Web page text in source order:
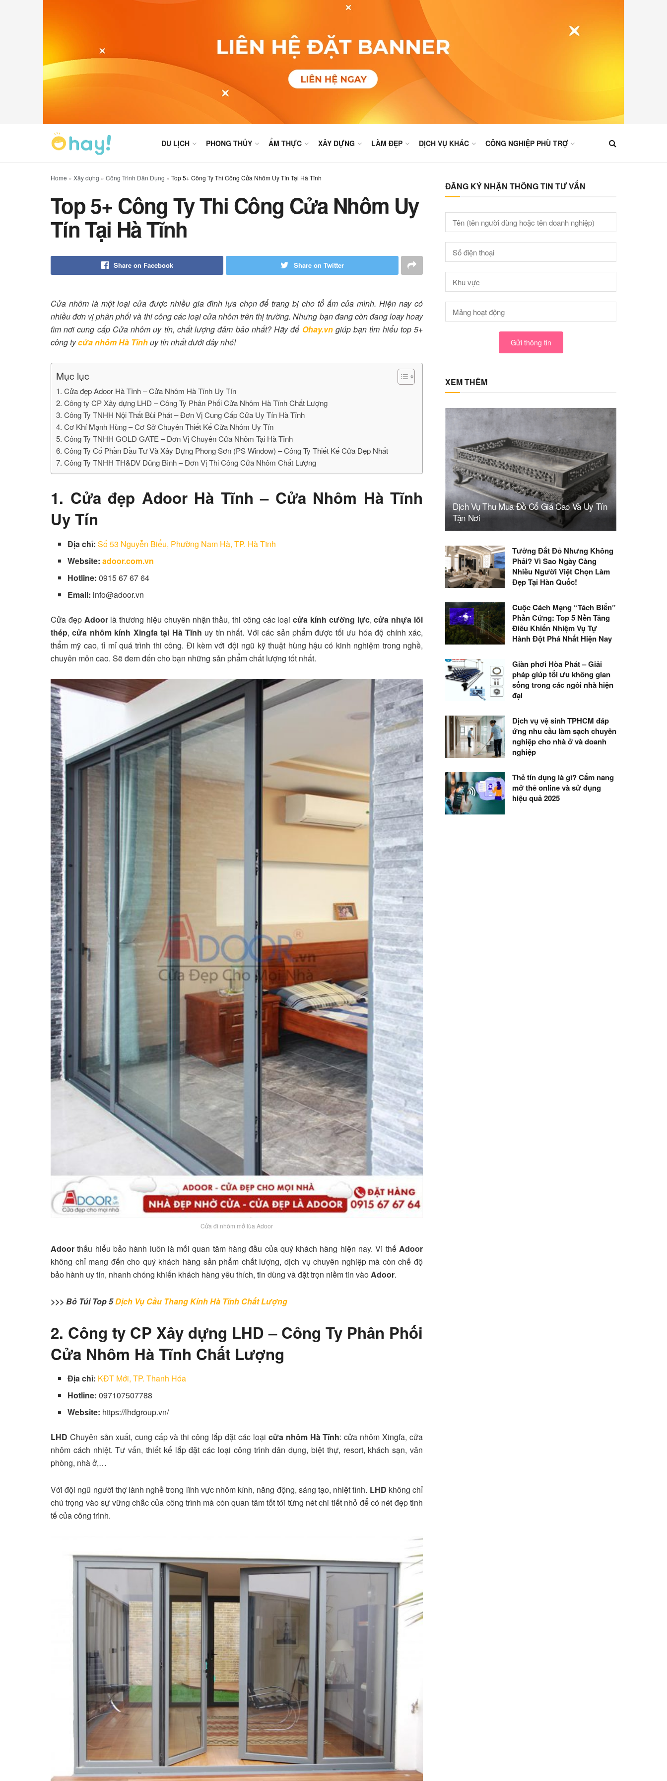
DU LỊCH PHONG THỦY ẨM THỰC XÂY DỰNG LÀM ĐẸP DỊCH VỤ KHÁC CÔNG NGHIỆP PHÙ TRỢ
Home » Xây dựng » Công Trình Dân Dụng » Top 5+ Công Ty Thi Công Cửa Nhôm Uy Tín Tại Hà Tĩnh
Top 5+ Công Ty Thi Công Cửa Nhôm Uy
Tín Tại Hà Tĩnh
Share on Facebook Share on Twitter
Cửa nhôm là một loại cửa được nhiều gia đình lựa chọn để trang bị cho tổ ấm của mình. Hiện nay có
nhiều đơn vị phân phối và thi công các loại cửa nhôm trên thị trường. Nhưng bạn đang còn đang loay hoay
tìm nơi cung cấp Cửa nhôm uy tín, chất lượng đảm bảo nhất? Hãy để Ohay.vngiúp bạn tìm hiểu top 5+
công tycửa nhôm Hà Tĩnhuy tín nhất dưới đây nhé!
Mục lục
1. Cửa đẹp Adoor Hà Tĩnh – Cửa Nhôm Hà Tĩnh Uy Tín
2. Công ty CP Xây dựng LHD – Công Ty Phân Phối Cửa Nhôm Hà Tĩnh Chất Lượng
3. Công Ty TNHH Nội Thất Bùi Phát – Đơn Vị Cung Cấp Cửa Uy Tín Hà Tĩnh
4. Cơ Khí Mạnh Hùng – Cơ Sở Chuyên Thiết Kế Cửa Nhôm Uy Tín
5. Công Ty TNHH GOLD GATE – Đơn Vị Chuyên Cửa Nhôm Tại Hà Tĩnh
6. Công Ty Cổ Phần Đầu Tư Và Xây Dựng Phong Sơn (PS Window) – Công Ty Thiết Kế Cửa Đẹp Nhất
7. Công Ty TNHH TH&DV Dũng Bình – Đơn Vị Thi Công Cửa Nhôm Chất Lượng
1. Cửa đẹp Adoor Hà Tĩnh – Cửa Nhôm Hà Tĩnh
Uy Tín
Địa chỉ:Số 53 Nguyễn Biểu, Phường Nam Hà, TP. Hà Tĩnh
Website: adoor.com.vn
Hotline:0915 67 67 64
Email: info@adoor.vn
Cửa đẹp Adoorlà thương hiệu chuyên nhận thầu, thi công các loạicửa kính cường lực,cửa nhựa lõi
thép,cửa nhôm kính Xingfa tại Hà Tĩnh uy tín nhất. Với các sản phẩm được tối ưu hóa độ chính xác,
thẩm mỹ cao, tỉ mỉ quá trình thi công. Đi kèm với đội ngũ kỹ thuật hùng hậu có kinh nghiệm trong nghề,
chuyên môn cao. Sẽ đem đến cho bạn những sản phẩm chất lượng tốt nhất.
Cửa đi nhôm mở lùa Adoor
Adoor thấu hiểu bảo hành luôn là mối quan tâm hàng đầu của quý khách hàng hiện nay. Vì thế Adoor
không chỉ mang đến cho quý khách hàng sản phẩm chất lượng, dịch vụ chuyên nghiệp mà còn chế độ
bảo hành uy tín, nhanh chóng khiến khách hàng yêu thích, tin dùng và đặt trọn niềm tin vào Adoor.
>>> Bỏ Túi Top 5Dịch Vụ Cầu Thang Kính Hà Tĩnh Chất Lượng
2. Công ty CP Xây dựng LHD – Công Ty Phân Phối
Cửa Nhôm Hà Tĩnh Chất Lượng
Địa chỉ: KĐT Mới, TP. Thanh Hóa
Hotline: 097107507788
Website: https://lhdgroup.vn/
LHD Chuyên sản xuất, cung cấp và thi công lắp đặt các loại cửa nhôm Hà Tĩnh: cửa nhôm Xingfa, cửa
nhôm cách nhiệt. Tư vấn, thiết kế lắp đặt các loại công trình dân dụng, biệt thự, resort, khách sạn, văn
phòng, nhà ở,…
Với đội ngũ người thợ lành nghề trong lĩnh vực nhôm kính, năng động, sáng tạo, nhiệt tình. LHD không chỉ
chú trọng vào sự vững chắc của công trình mà còn quan tâm tốt tới từng nét chi tiết nhỏ để có nét đẹp tinh
tế của công trình.
ĐĂNG KÝ NHẬN THÔNG TIN TƯ VẤN
Gửi thông tin
XEM THÊM
Dịch Vụ Thu Mua Đồ Cổ Giá Cao Và Uy Tín
Tận Nơi
Tưởng Đắt Đỏ Nhưng Không
Phải? Vì Sao Ngày Càng
Nhiều Người Việt Chọn Làm
Đẹp Tại Hàn Quốc!
Cuộc Cách Mạng “Tách Biến”
Phần Cứng: Top 5 Nền Tảng
Điều Khiển Nhiệm Vụ Tự
Hành Đột Phá Nhất Hiện Nay
Giàn phơi Hòa Phát – Giải
pháp giúp tối ưu không gian
sống trong các ngôi nhà hiện
đại
Dịch vụ vệ sinh TPHCM đáp
ứng nhu cầu làm sạch chuyên
nghiệp cho nhà ở và doanh
nghiệp
Thẻ tín dụng là gì? Cẩm nang
mở thẻ online và sử dụng
hiệu quả 2025